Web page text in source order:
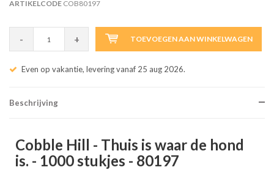
ARTIKELCODE COB80197
- + TOEVOEGEN AAN WINKELWAGEN
Even op vakantie, levering vanaf 25 aug 2026.
Beschrijving
Cobble Hill - Thuis is waar de hond
is. - 1000 stukjes - 80197